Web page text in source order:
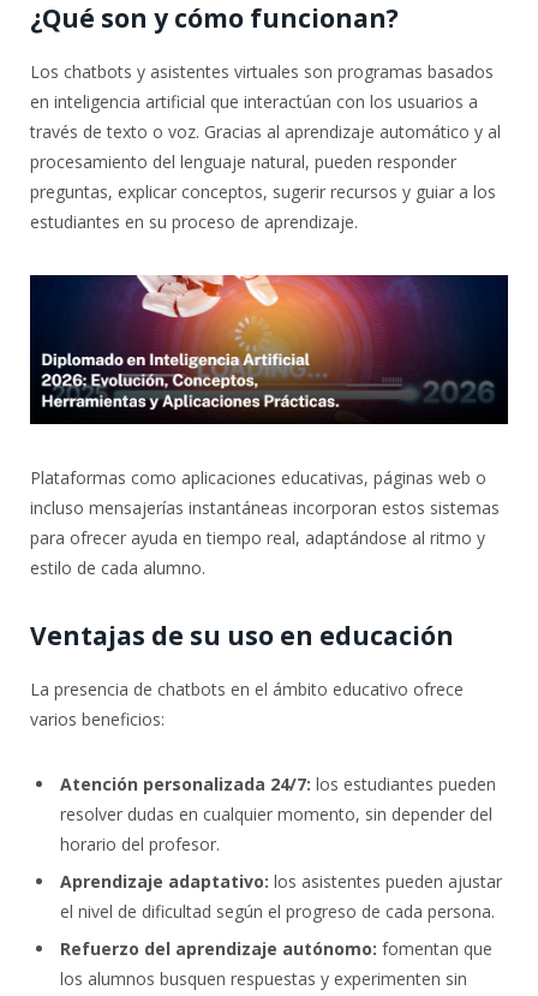
¿Qué son y cómo funcionan?
Los chatbots y asistentes virtuales son programas basados
en inteligencia artificial que interactúan con los usuarios a
través de texto o voz. Gracias al aprendizaje automático y al
procesamiento del lenguaje natural, pueden responder
preguntas, explicar conceptos, sugerir recursos y guiar a los
estudiantes en su proceso de aprendizaje.
Plataformas como aplicaciones educativas, páginas web o
incluso mensajerías instantáneas incorporan estos sistemas
para ofrecer ayuda en tiempo real, adaptándose al ritmo y
estilo de cada alumno.
Ventajas de su uso en educación
La presencia de chatbots en el ámbito educativo ofrece
varios beneficios:
Atención personalizada 24/7: los estudiantes pueden
resolver dudas en cualquier momento, sin depender del
horario del profesor.
Aprendizaje adaptativo: los asistentes pueden ajustar
el nivel de dificultad según el progreso de cada persona.
Refuerzo del aprendizaje autónomo: fomentan que
los alumnos busquen respuestas y experimenten sin